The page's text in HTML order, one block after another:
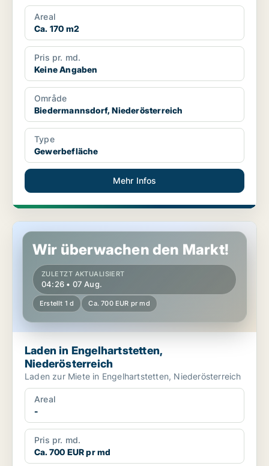
Areal
Ca. 170 m2
Pris pr. md.
Keine Angaben
Område
Biedermannsdorf, Niederösterreich
Type
Gewerbefläche
Mehr Infos
Laden in Engelhartstetten, Niederösterreich
Wir überwachen den Markt!
ZULETZT AKTUALISIERT
04:26 • 07 Aug.
Erstellt 1 d Ca. 700 EUR pr md
Laden in Engelhartstetten,
Niederösterreich
Laden zur Miete in Engelhartstetten, Niederösterreich
Areal
-
Pris pr. md.
Ca. 700 EUR pr md